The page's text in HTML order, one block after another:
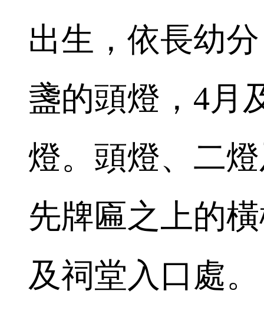
出生，依長幼
盞的頭燈，4月
燈。頭燈、二
先牌匾之上的
及祠堂入口處。